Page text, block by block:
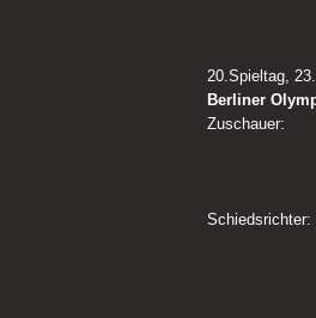
20.Spieltag,
Berliner
Zuschauer:
Schiedsrichter: